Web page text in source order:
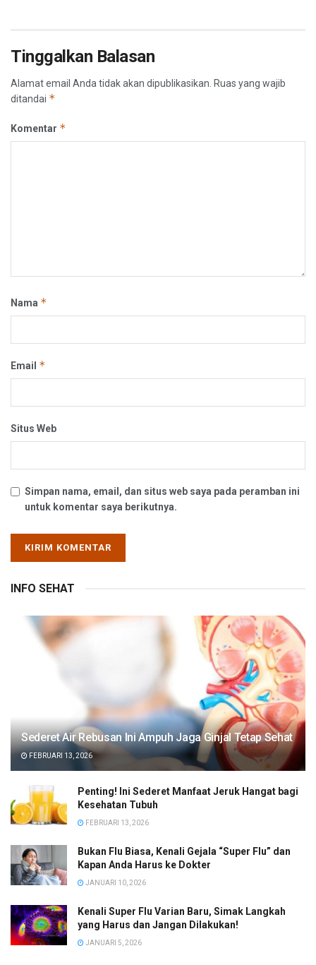
Tinggalkan Balasan
Alamat email Anda tidak akan dipublikasikan. Ruas yang wajib
ditandai *
Komentar *
Nama *
Email *
Situs Web
Simpan nama, email, dan situs web saya pada peramban ini
untuk komentar saya berikutnya.
INFO SEHAT
Sederet Air Rebusan Ini Ampuh Jaga Ginjal Tetap Sehat
FEBRUARI 13, 2026
Penting! Ini Sederet Manfaat Jeruk Hangat bagi
Kesehatan Tubuh
FEBRUARI 13, 2026
Bukan Flu Biasa, Kenali Gejala “Super Flu” dan
Kapan Anda Harus ke Dokter
JANUARI 10, 2026
Kenali Super Flu Varian Baru, Simak Langkah
yang Harus dan Jangan Dilakukan!
JANUARI 5, 2026